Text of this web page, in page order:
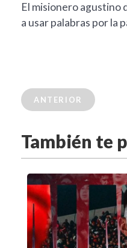
El misionero agustino
a usar palabras por la
ANTERIOR
También te